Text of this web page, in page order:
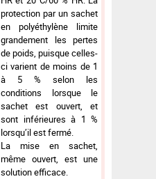
protection par un sachet
en polyéthylène limite
grandement les pertes
de poids, puisque celles-
ci varient de moins de 1
à 5 % selon les
conditions lorsque le
sachet est ouvert, et
sont inférieures à 1 %
lorsqu’il est fermé.
La mise en sachet,
même ouvert, est une
solution efficace.